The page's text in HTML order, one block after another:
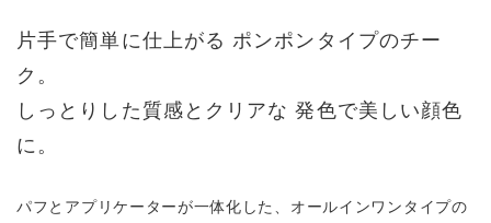
片手で簡単に仕上がる ポンポンタイプのチー
ク。
しっとりした質感とクリアな 発色で美しい顔色
に。
パフとアプリケーターが一体化した、オールインワンタイプの